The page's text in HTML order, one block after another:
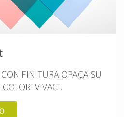
FINITURA OPACA SU
VIVACI.